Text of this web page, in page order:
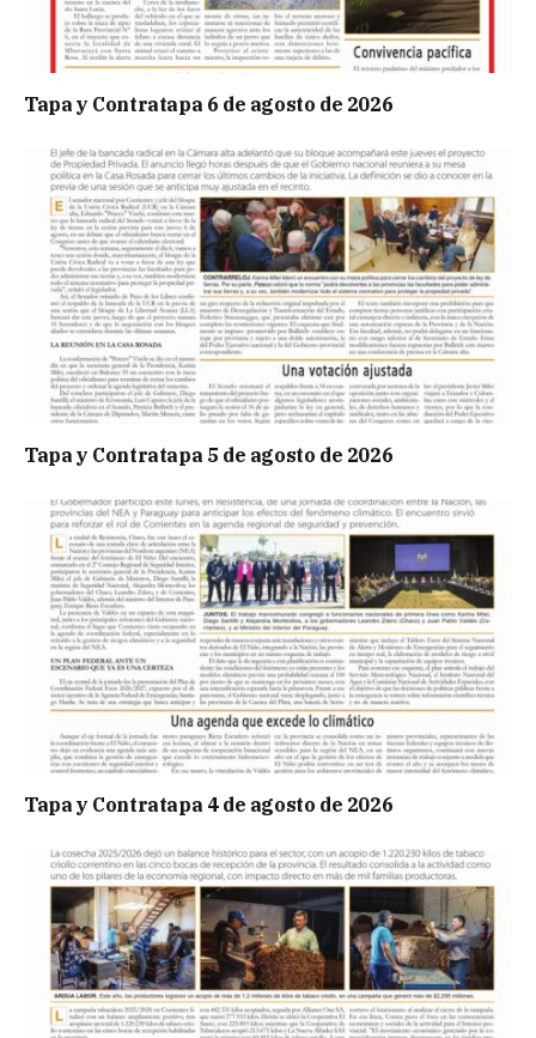
Tapa y Contratapa 6 de agosto de 2026
Tapa y Contratapa 5 de agosto de 2026
Tapa y Contratapa 4 de agosto de 2026